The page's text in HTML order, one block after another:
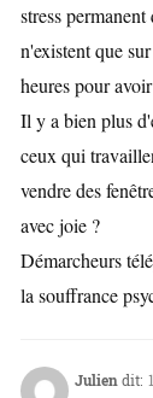
stress
n'existent que
heures pour
Il y a bien plus
ceux qui
vendre des
avec joie ?
Démarcheurs
la souffrance
Julien dit: